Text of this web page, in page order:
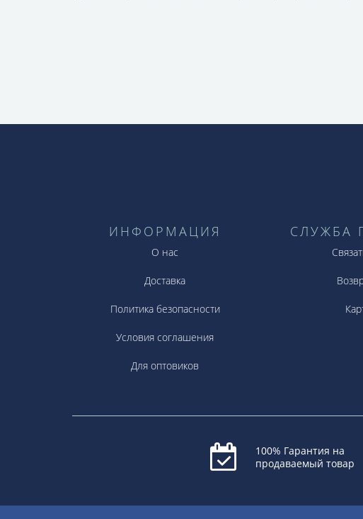
КУПИТЬ ЧАСЫ
ИНФОРМАЦИЯ
О нас
Доставка
Политика безопасности
Условия соглашения
Для оптовиков
СЛУЖБА
100% Гарантия на
продаваемый товар